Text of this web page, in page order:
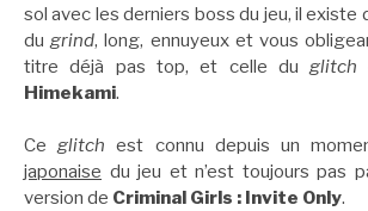
sol avec les derniers boss du jeu, il existe
dugrind, long, ennuyeux et vous
titre déjà pas top, et celle duglitch
Himekami.
Ceglitch est connu depuis un
japonaise du jeu et n’est toujours pas
version de Criminal Girls : Invite Only.